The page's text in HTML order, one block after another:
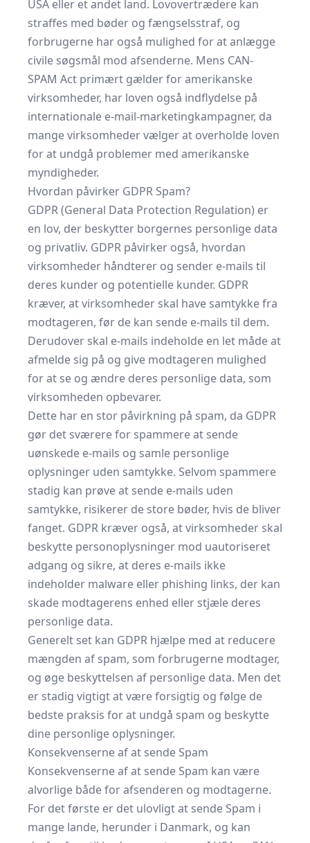
USA eller et andet land. Lovovertrædere kan
straffes med bøder og fængselsstraf, og
forbrugerne har også mulighed for at anlægge
civile søgsmål mod afsenderne. Mens CAN-
SPAM Act primært gælder for amerikanske
virksomheder, har loven også indflydelse på
internationale e-mail-marketingkampagner, da
mange virksomheder vælger at overholde loven
for at undgå problemer med amerikanske
myndigheder.
Hvordan påvirker GDPR Spam?
GDPR (General Data Protection Regulation) er
en lov, der beskytter borgernes personlige data
og privatliv. GDPR påvirker også, hvordan
virksomheder håndterer og sender e-mails til
deres kunder og potentielle kunder. GDPR
kræver, at virksomheder skal have samtykke fra
modtageren, før de kan sende e-mails til dem.
Derudover skal e-mails indeholde en let måde at
afmelde sig på og give modtageren mulighed
for at se og ændre deres personlige data, som
virksomheden opbevarer.
Dette har en stor påvirkning på spam, da GDPR
gør det sværere for spammere at sende
uønskede e-mails og samle personlige
oplysninger uden samtykke. Selvom spammere
stadig kan prøve at sende e-mails uden
samtykke, risikerer de store bøder, hvis de bliver
fanget. GDPR kræver også, at virksomheder skal
beskytte personoplysninger mod uautoriseret
adgang og sikre, at deres e-mails ikke
indeholder malware eller phishing links, der kan
skade modtagerens enhed eller stjæle deres
personlige data.
Generelt set kan GDPR hjælpe med at reducere
mængden af spam, som forbrugerne modtager,
og øge beskyttelsen af personlige data. Men det
er stadig vigtigt at være forsigtig og følge de
bedste praksis for at undgå spam og beskytte
dine personlige oplysninger.
Konsekvenserne af at sende Spam
Konsekvenserne af at sende Spam kan være
alvorlige både for afsenderen og modtagerne.
For det første er det ulovligt at sende Spam i
mange lande, herunder i Danmark, og kan